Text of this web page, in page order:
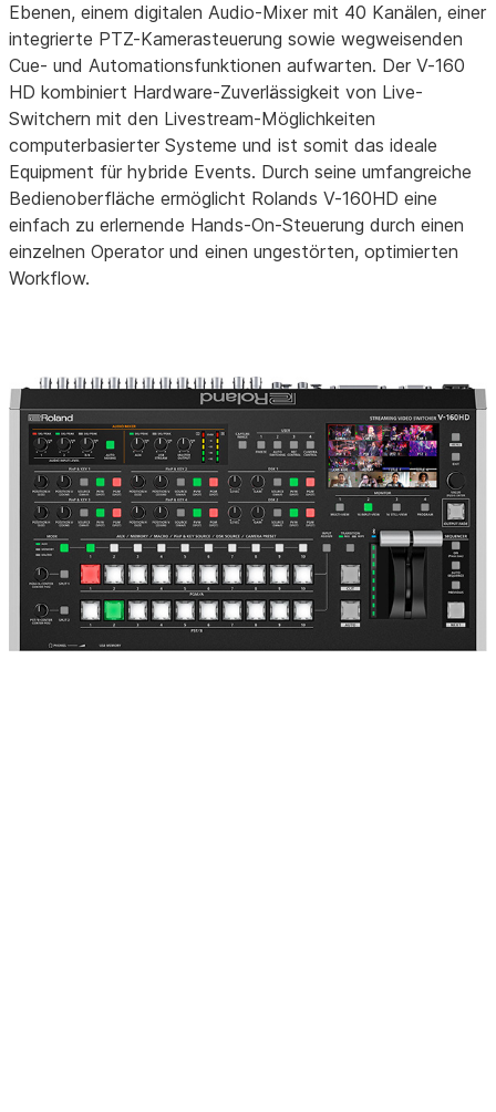
Ebenen, einem digitalen Audio-Mixer mit 40 Kanälen, einer
integrierte PTZ-Kamerasteuerung sowie wegweisenden
Cue- und Automationsfunktionen aufwarten. Der V-160
HD kombiniert Hardware-Zuverlässigkeit von Live-
Switchern mit den Livestream-Möglichkeiten
computerbasierter Systeme und ist somit das ideale
Equipment für hybride Events. Durch seine umfangreiche
Bedienoberfläche ermöglicht Rolands V-160HD eine
einfach zu erlernende Hands-On-Steuerung durch einen
einzelnen Operator und einen ungestörten, optimierten
Workflow.